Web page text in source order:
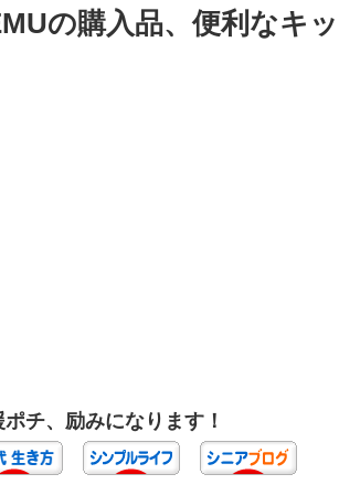
の購入品、便利なキ
ポチ、励みになります！